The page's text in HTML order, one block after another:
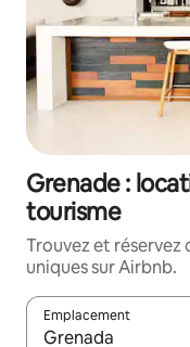
Grenade :
tourisme
Trouvez et réservez
uniques sur Airbnb.
Emplacement
Quand les résultats